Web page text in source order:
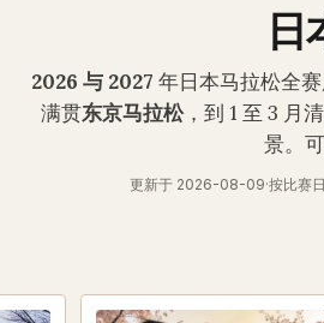
日
2026 与 2027 年日本马拉松全
满贯东京马拉松，到 1 至 3 月
景。
更新于 2026-08-09·按比赛